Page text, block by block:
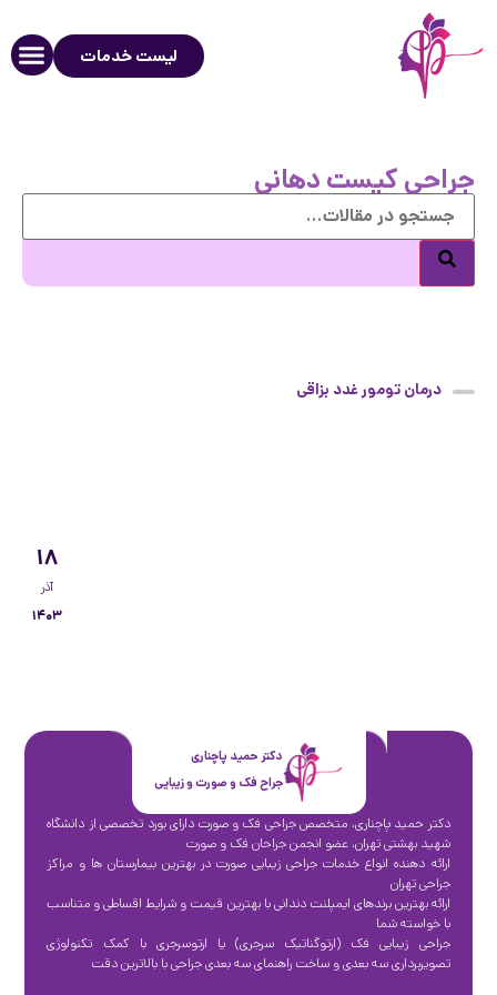
لیست خدمات
جراحی کیست دهانی
درمان تومور غدد بزاقی
۱۸
آذر
۱۴۰۳
دکتر حمید پاچناری
جراح فک و صورت و زیبایی
دکتر حمید پاچناری، متخصص جراحی فک و صورت دارای بورد تخصصی از دانشگاه
شهید بهشتی تهران، عضو انجمن جراحان فک و صورت
ارائه دهنده انواع خدمات جراحی زیبایی صورت در بهترین بیمارستان ها و مراکز
جراحی تهران
ارائه بهترین برندهای ایمپلنت دندانی با بهترین قیمت و شرایط اقساطی و متناسب
با خواسته شما
جراحی زیبایی فک (ارتوگناتیک سرجری) یا ارتوسرجری با کمک تکنولوژی
تصویربرداری سه بعدی و ساخت راهنمای سه بعدی جراحی با بالاترین دقت